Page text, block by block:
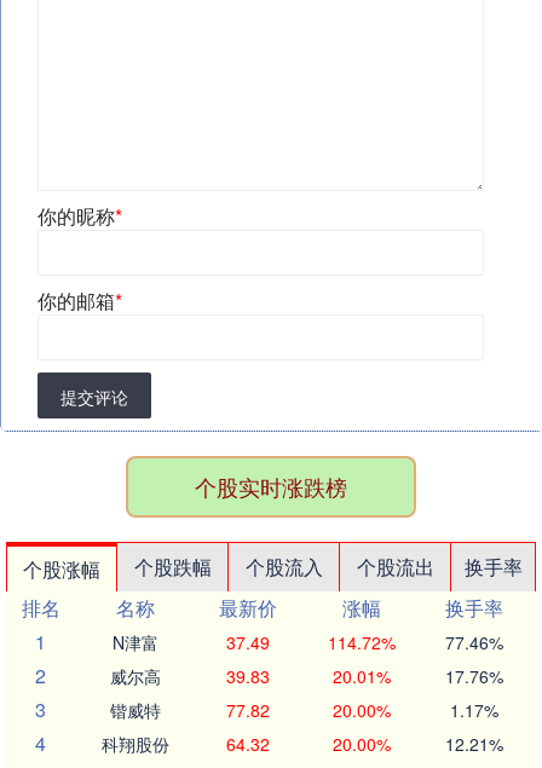
你的昵称*
你的邮箱*
提交评论
个股实时涨跌榜
个股涨幅 个股跌幅 个股流入 个股流出
换手率
排名
名称 最新价 涨幅
换手率
1
N津富 37.49 114.72% 77.46%
2 威尔高 39.83 20.01% 17.76%
3 锴威特 77.82 20.00% 1.17%
4 科翔股份 64.32 20.00% 12.21%